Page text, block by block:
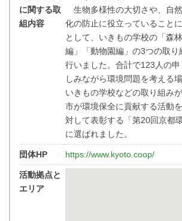
に関する取
組内容
生物多様性の大切さや、自
化の防止に役立っていること
として、いきもの学校の「森
編」「動物園編」の3つの取り
行いました。合計で123人の
しみながら環境問題を考える
いきもの学校などの取り組み
市が環境保全に貢献する活動
対して表彰する「第20回京都
に選ばれました。
団体HP https://www.kyoto.coop/
活動拠点と
エリア